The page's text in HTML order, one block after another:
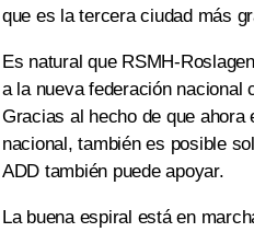
que es la tercera ciudad más
Es natural que RSMH-
a la nueva federación nacional
Gracias al hecho de que ahora
nacional, también es posible
ADD también puede apoyar.
La buena espiral está en